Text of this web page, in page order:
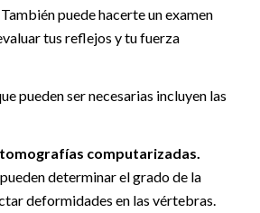
puede hacerte un examen
tus reflejos y tu fuerza
pueden ser necesarias incluyen las
computarizadas.
determinar el grado de la
deformidades en las vértebras.